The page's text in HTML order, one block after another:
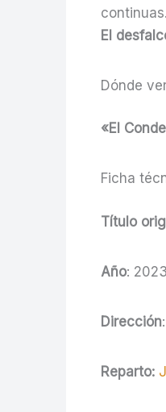
continuas.
El
Dónde
«El
Ficha
Título
Año:
Dirección:
Reparto: